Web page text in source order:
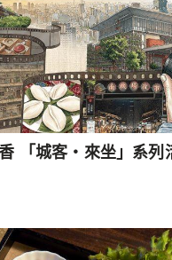
「城客・來坐」系列